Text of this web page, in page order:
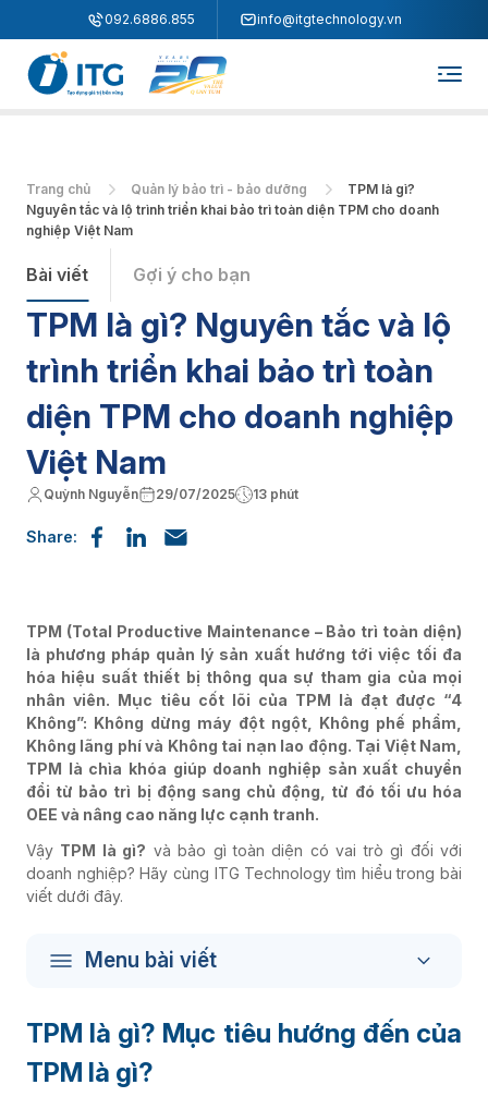
092.6886.855 info@itgtechnology.vn
Trang chủ Quản lý bảo trì - bảo dưỡng
TPM là gì?
Nguyên tắc và lộ trình triển khai bảo trì toàn diện TPM cho doanh
nghiệp Việt Nam
Bài viết Gợi ý cho bạn
TPM là gì? Nguyên tắc và lộ
trình triển khai bảo trì toàn
diện TPM cho doanh nghiệp
Việt Nam
Quỳnh Nguyễn 29/07/2025 13 phút
Share:
TPM (Total Productive Maintenance – Bảo trì toàn diện)
là phương pháp quản lý sản xuất hướng tới việc tối đa
hóa hiệu suất thiết bị thông qua sự tham gia của mọi
nhân viên. Mục tiêu cốt lõi của TPM là đạt được “4
Không”: Không dừng máy đột ngột, Không phế phẩm,
Không lãng phí và Không tai nạn lao động. Tại Việt Nam,
TPM là chìa khóa giúp doanh nghiệp sản xuất chuyển
đổi từ bảo trì bị động sang chủ động, từ đó tối ưu hóa
OEE và nâng cao năng lực cạnh tranh.
Vậy TPM là gì? và bảo gì toàn diện có vai trò gì đối với
doanh nghiệp? Hãy cùng ITG Technology tìm hiểu trong bài
viết dưới đây.
Menu bài viết
TPM là gì? Mục tiêu hướng đến của
TPM là gì?